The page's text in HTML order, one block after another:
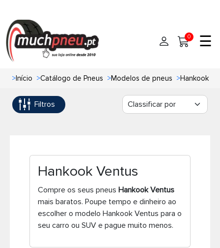
Início
Pneus
Pneus 4x4
Pneus de Van
Oficinas de Pneus
Contato
0 ☰
>Início >Catálogo de Pneus >Modelos de pneus >Hankook
Filtros
Hankook Ventus
Compre os seus pneus Hankook Ventus
mais baratos. Poupe tempo e dinheiro ao
escolher o modelo Hankook Ventus para o
seu carro ou SUV e pague muito menos.